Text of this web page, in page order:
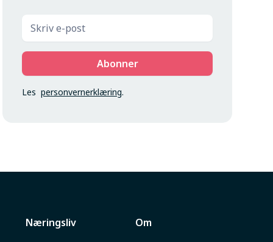
Lespersonvernerklæring.
Næringsliv Om